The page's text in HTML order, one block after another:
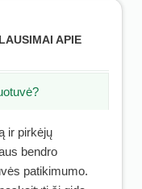
APIE
ir pirkėjų
bendro
patikimumo.